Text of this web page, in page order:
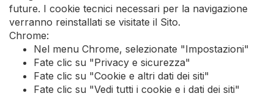
future. I cookie tecnici necessari per la navigazione
verranno reinstallati se visitate il Sito.
Chrome:
Nel menu Chrome, selezionate "Impostazioni"
Fate clic su "Privacy e sicurezza"
Fate clic su "Cookie e altri dati dei siti"
Fate clic su "Vedi tutti i cookie e i dati dei siti"